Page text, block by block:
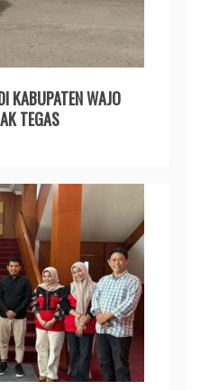
KABUPATEN WAJO
TEGAS